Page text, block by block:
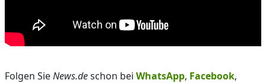
Folgen SieNews.deschon bei WhatsApp, Facebook,